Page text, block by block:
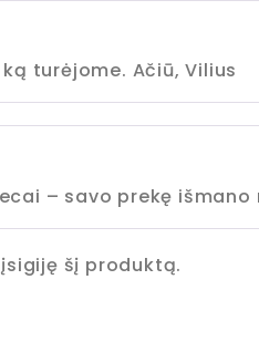
turėjome. Ačiū, Vilius
– savo prekę išmano
šį produktą.